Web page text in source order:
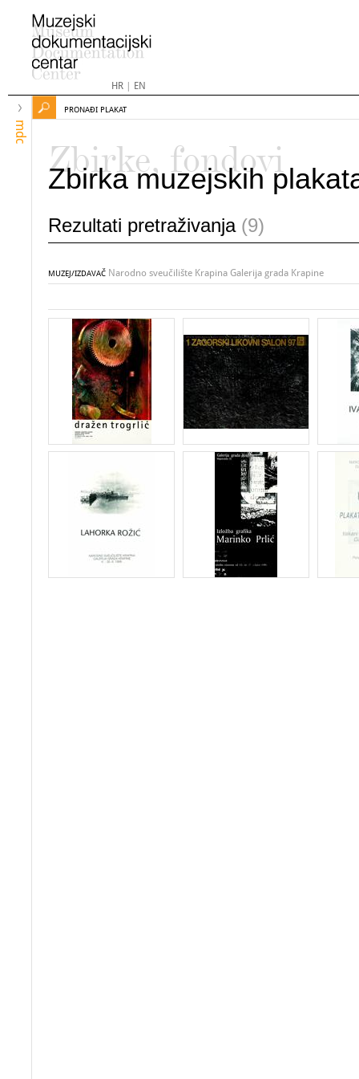
HR| EN
mdc
PRONAĐI PLAKAT
Zbirke, fondovi
Zbirka muzejskih
Rezultati pretraživanja (9)
MUZEJ/IZDAVAČ Narodno sveučilište Krapina Galerija grada Krapine